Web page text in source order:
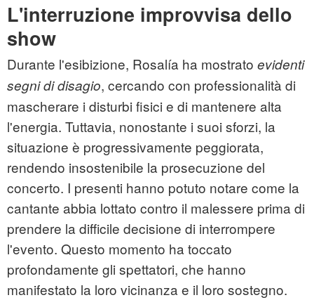
L'interruzione improvvisa dello
show
Durante l'esibizione, Rosalía ha mostrato evidenti
segni di disagio, cercando con professionalità di
mascherare i disturbi fisici e di mantenere alta
l'energia. Tuttavia, nonostante i suoi sforzi, la
situazione è progressivamente peggiorata,
rendendo insostenibile la prosecuzione del
concerto. I presenti hanno potuto notare come la
cantante abbia lottato contro il malessere prima di
prendere la difficile decisione di interrompere
l'evento. Questo momento ha toccato
profondamente gli spettatori, che hanno
manifestato la loro vicinanza e il loro sostegno.